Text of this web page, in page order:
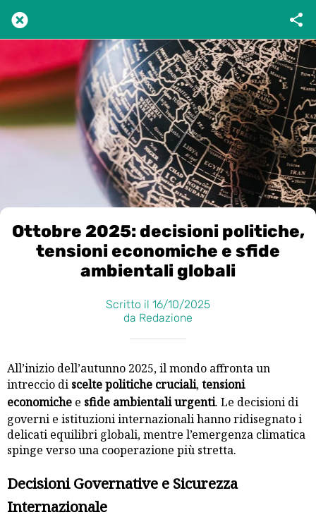
Ottobre 2025: decisioni politiche,
tensioni economiche e sfide
ambientali globali
Scritto il 16/10/2025
da Redazione
All’inizio dell’autunno 2025, il mondo affronta un
intreccio di scelte politiche cruciali,tensioni
economiche e sfide ambientali urgenti. Le decisioni di
governi e istituzioni internazionali hanno ridisegnato i
delicati equilibri globali, mentre l’emergenza climatica
spinge verso una cooperazione più stretta.
Decisioni Governative e Sicurezza
Internazionale